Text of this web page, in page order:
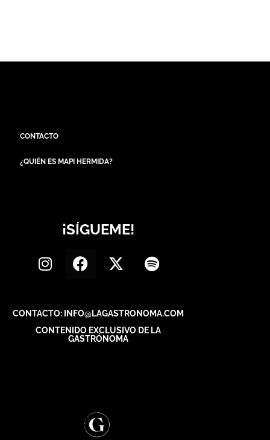
CONTACTO
¿QUIÉN ES MAPI HERMIDA?
¡SÍGUEME!
CONTACTO: INFO@LAGASTRONOMA.COM
CONTENIDO EXCLUSIVO DE LA
GASTRÓNOMA